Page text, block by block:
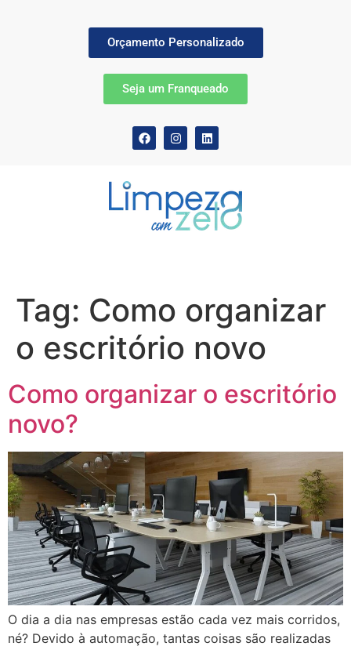
Orçamento Personalizado
Seja um Franqueado
Tag: Como organizar
o escritório novo
Como organizar o escritório
novo?
O dia a dia nas empresas estão cada vez mais corridos,
né? Devido à automação, tantas coisas são realizadas